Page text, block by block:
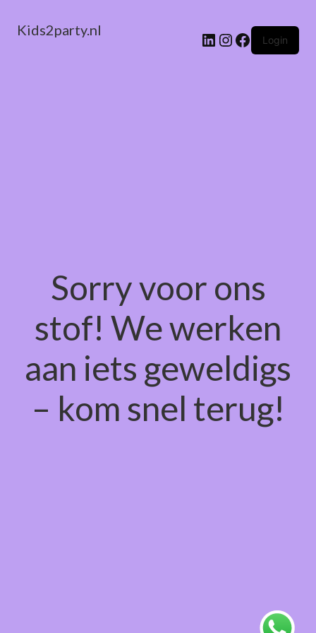
Kids2party.nl LinkedIn
Instagram
Facebook
Login
Sorry voor ons
stof! We werken
aan iets geweldigs
– kom snel terug!